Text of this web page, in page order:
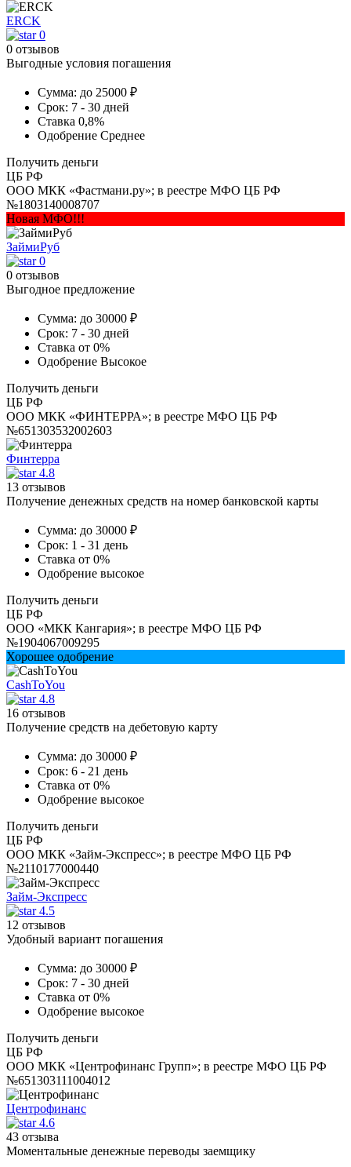
ERCK
0
0 отзывов
Выгодные условия погашения
Сумма: до 25000 ₽
Срок: 7 - 30 дней
Ставка 0,8%
Одобрение Среднее
Получить деньги
ЦБ РФ
ООО МКК «Фастмани.ру»; в реестре МФО ЦБ РФ
№1803140008707
Новая МФО!!!
ЗаймиРуб
0
0 отзывов
Выгодное предложение
Сумма: до 30000 ₽
Срок: 7 - 30 дней
Ставка от 0%
Одобрение Высокое
Получить деньги
ЦБ РФ
ООО МКК «ФИНТЕРРА»; в реестре МФО ЦБ РФ
№651303532002603
Финтерра
4.8
13 отзывов
Получение денежных средств на номер банковской карты
Сумма: до 30000 ₽
Срок: 1 - 31 день
Ставка от 0%
Одобрение высокое
Получить деньги
ЦБ РФ
ООО «МКК Кангария»; в реестре МФО ЦБ РФ
№1904067009295
Хорошее одобрение
CashToYou
4.8
16 отзывов
Получение средств на дебетовую карту
Сумма: до 30000 ₽
Срок: 6 - 21 день
Ставка от 0%
Одобрение высокое
Получить деньги
ЦБ РФ
ООО МКК «Займ-Экспресс»; в реестре МФО ЦБ РФ
№2110177000440
Займ-Экспресс
4.5
12 отзывов
Удобный вариант погашения
Сумма: до 30000 ₽
Срок: 7 - 30 дней
Ставка от 0%
Одобрение высокое
Получить деньги
ЦБ РФ
ООО МКК «Центрофинанс Групп»; в реестре МФО ЦБ РФ
№651303111004012
Центрофинанс
4.6
43 отзыва
Моментальные денежные переводы заемщику